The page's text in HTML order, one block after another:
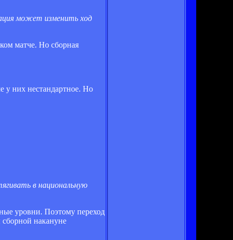
может изменить ход
матче. Но сборная
у них нестандартное. Но
в национальную
уровни. Поэтому переход
накануне